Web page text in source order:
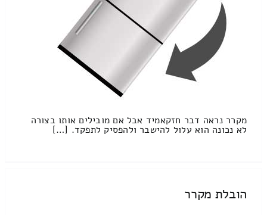
מקרר נראה דבר חזקאמיד אבל אם מובילים אותו בצורה
לא נכונה הוא עלול להישבר ולהפסיק לתפקד. […]
הובלת מקרר